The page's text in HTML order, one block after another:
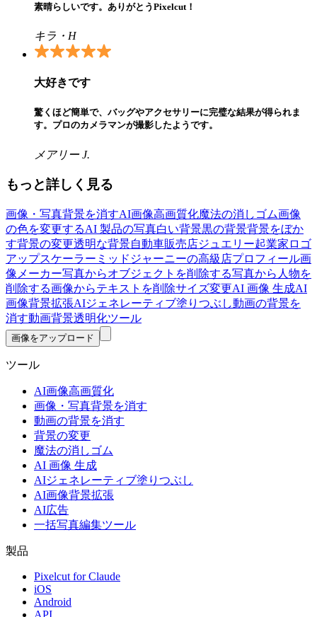
素晴らしいです。ありがとうPixelcut！
キラ・H
大好きです
驚くほど簡単で、バッグやアクセサリーに完璧な結果が得られま
す。プロのカメラマンが撮影したようです。
メアリー J.
もっと詳しく見る
画像・写真背景を消すAI画像高画質化魔法の消しゴム画像
の色を変更するAI 製品の写真白い背景黒の背景背景をぼか
す背景の変更透明な背景自動車販売店ジュエリー起業家 ロゴ
アップスケーラー ミッドジャーニーの高級店プロフィール画
像メーカー写真からオブジェクトを削除する写真から人物を
削除する画像からテキストを削除サイズ変更AI 画像 生成AI
画像背景拡張AIジェネレーティブ塗りつぶし動画の背景を
消す動画背景透明化ツール
画像をアップロード
ツール
AI画像高画質化
画像・写真背景を消す
動画の背景を消す
背景の変更
魔法の消しゴム
AI 画像 生成
AIジェネレーティブ塗りつぶし
AI画像背景拡張
AI広告
一括写真編集ツール
製品
Pixelcut for Claude
iOS
Android
API